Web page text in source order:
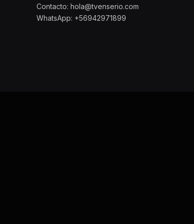
Contacto: hola@tvenserio.com
WhatsApp: +56942971899